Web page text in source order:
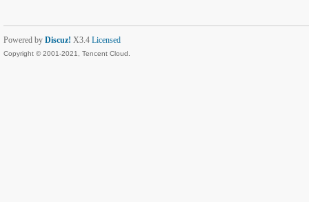
Powered by Discuz! X3.4 Licensed
Copyright © 2001-2021, Tencent Cloud.